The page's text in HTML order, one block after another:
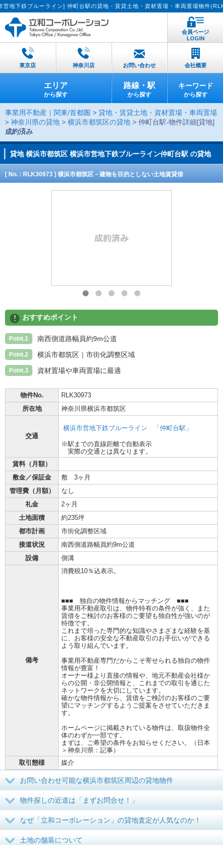
ブルーライン] 仲町台駅の貸地・賃貸土地・資材置場・車両置場物件
会員ページ
LOGIN
東京店 神奈川店 お問い合わせ 会社概要
エリア
から探す
路線・駅
から探す
キーワード
から探す
事業用不動産｜関東/首都圏 > 貸地・賃貸土地・資材置場・車両置場
> 神奈川県の貸地 > 横浜市都筑区の貸地 > 仲町台駅-物件詳細[貸地]
成約済み
貸地横浜市都筑区 横浜市営地下鉄ブルーライン仲町台駅 の貸地
[ No. : RLK30973 ] 横浜市都筑区－建物を目的としない土地賃貸借
! おすすめポイント
Point.1 南西側道路幅員約9m公道
Point.2 横浜市都筑区｜市街化調整区域
Point.3 資材置場や車両置場に最適
物件No.
RLK30973
所在地
神奈川県横浜市都筑区
交通
横浜市営地下鉄ブルーライン 「仲町台駅」
※駅までの直線距離で自動表示
実際の交通とは異なります。
賃料（月額）
敷金／保証金
敷 3ヶ月
管理費（月額）
なし
礼金
2ヶ月
土地面積
約235坪
都市計画
市街化調整区域
接道状況
南西側道路幅員約9m公道
設備
側溝
備考
消費税10％込表示。
■■■ 独自の物件情報からマッチング ■■■
事業用不動産取引は、物件特有の条件が強く、また
賃借をご検討のお客様のご要望も独自性が強いのが
特徴です。
これまで培った専門的な知識やさまざまな経験を基
に、お客様の安全な不動産取引のお手伝いができる
よう取り組んでいます。
事業用不動産専門だからこそ寄せられる独自の物件
情報が豊富！
オーナー様より直接の情報や、地元不動産会社様か
らの公開・非公開情報と、これまでの取引を通じた
ネットワークを大切にしています。
確かな物件情報から、賃借をご検討のお客様のご要
望にマッチングするようご提案をさせていただきま
す。
ホームページに掲載されている物件は、取扱物件全
体のわずか一部です。
まずは、ご希望の条件をお知らせください。（日本
＞神奈川県：記事）
取引態様
媒介
お問い合わせ可能な横浜市都筑区周辺の貸地物件
物件探しの近道は「まずお問合せ！」
なぜ「立和コーポレーション」の貸地査定が人気なのか！
土地の舗装について